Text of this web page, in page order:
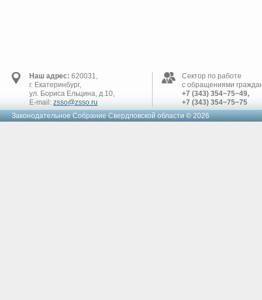
Наш адрес: 620031,
г. Екатеринбург,
ул. Бориса Ельцина, д.10,
E-mail: zsso@zsso.ru
Сектор по работе
с обращениями
+7 (343) 354−75−49,
+7 (343) 354−75−75
Законодательное Cобрание Свердловской области © 2026